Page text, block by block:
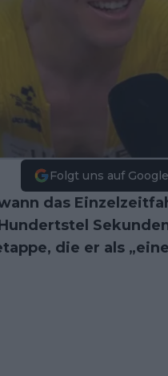
Folgt uns auf
das
die er als